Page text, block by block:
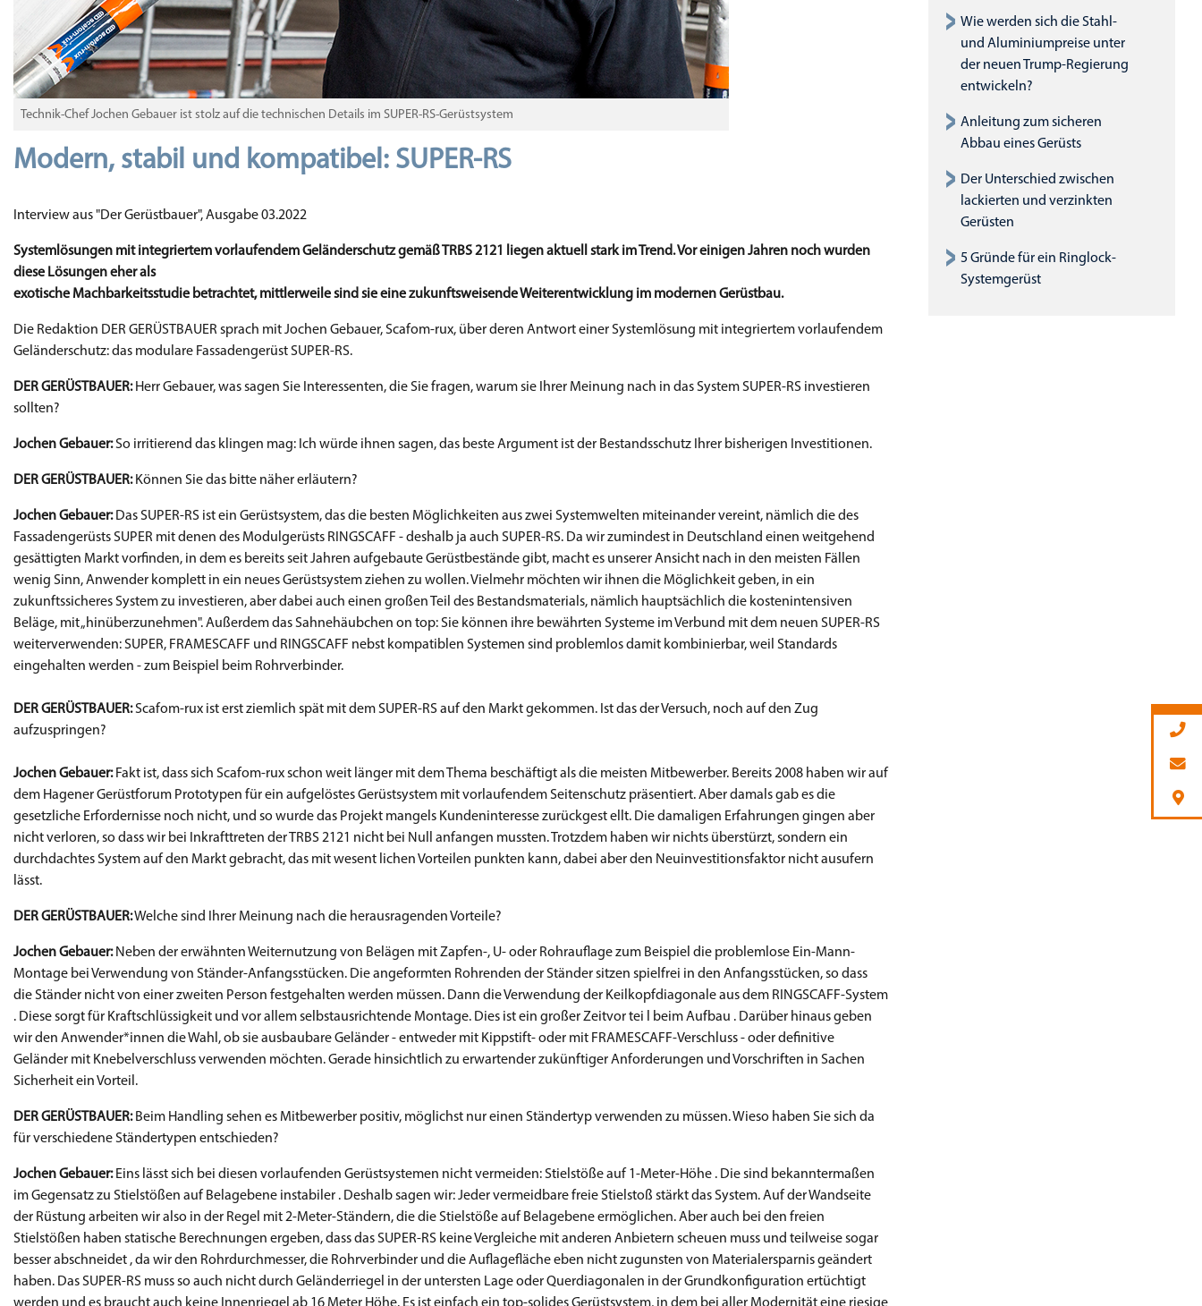
Technik-Chef Jochen Gebauer ist stolz auf die technischen Details im SUPER-RS-Gerüstsystem
Modern, stabil und kompatibel: SUPER-RS
Interview aus "Der Gerüstbauer", Ausgabe 03.2022
Systemlösungen mit integriertem vorlaufendem Geländerschutz gemäß TRBS 2121 liegen aktuell stark im Trend. Vor einigen Jahren noch wurden
diese Lösungen eher als
exotische Machbarkeitsstudie betrachtet, mittlerweile sind sie eine zukunftsweisende Weiterentwicklung im modernen Gerüstbau.
Die Redaktion DER GERÜSTBAUER sprach mit Jochen Gebauer, Scafom-rux, über deren Antwort einer Systemlösung mit integriertem vorlaufendem
Geländerschutz: das modulare Fassadengerüst SUPER-RS.
DER GERÜSTBAUER:Herr Gebauer, was sagen Sie Interessenten, die Sie fragen, warum sie Ihrer Meinung nach in das System SUPER-RS investieren
sollten?
Jochen Gebauer:So irritierend das klingen mag: Ich würde ihnen sagen, das beste Argument ist der Bestandsschutz Ihrer bisherigen Investitionen.
DER GERÜSTBAUER:Können Sie das bitte näher erläutern?
Jochen Gebauer:Das SUPER-RS ist ein Gerüstsystem, das die besten Möglichkeiten aus zwei Systemwelten miteinander vereint, nämlich die des
Fassadengerüsts SUPER mit denen des Modulgerüsts RINGSCAFF - deshalb ja auch SUPER-RS. Da wir zumindest in Deutschland einen weitgehend
gesättigten Markt vorfinden, in dem es bereits seit Jahren aufgebaute Gerüstbestände gibt, macht es unserer Ansicht nach in den meisten Fällen
wenig Sinn, Anwender komplett in ein neues Gerüstsystem ziehen zu wollen. Vielmehr möchten wir ihnen die Möglichkeit geben, in ein
zukunftssicheres System zu investieren, aber dabei auch einen großen Teil des Bestandsmaterials, nämlich hauptsächlich die kostenintensiven
Beläge, mit „hinüberzunehmen". Außerdem das Sahnehäubchen on top: Sie können ihre bewährten Systeme im Verbund mit dem neuen SUPER-RS
weiterverwenden: SUPER, FRAMESCAFF und RINGSCAFF nebst kompatiblen Systemen sind problemlos damit kombinierbar, weil Standards
eingehalten werden - zum Beispiel beim Rohrverbinder.
DER GERÜSTBAUER:Scafom-rux ist erst ziemlich spät mit dem SUPER-RS auf den Markt gekommen. Ist das der Versuch, noch auf den Zug
aufzuspringen?
Jochen Gebauer:Fakt ist, dass sich Scafom-rux schon weit länger mit dem Thema beschäftigt als die meisten Mitbewerber. Bereits 2008 haben wir auf
dem Hagener Gerüstforum Prototypen für ein aufgelöstes Gerüstsystem mit vorlaufendem Seitenschutz präsentiert. Aber damals gab es die
gesetzliche Erfordernisse noch nicht, und so wurde das Projekt mangels Kundeninteresse zurückgest ellt. Die damaligen Erfahrungen gingen aber
nicht verloren, so dass wir bei Inkrafttreten der TRBS 2121 nicht bei Null anfangen mussten. Trotzdem haben wir nichts überstürzt, sondern ein
durchdachtes System auf den Markt gebracht, das mit wesent lichen Vorteilen punkten kann, dabei aber den Neuinvestitionsfaktor nicht ausufern
lässt.
DER GERÜSTBAUER:Welche sind Ihrer Meinung nach die herausragenden Vorteile?
Jochen Gebauer:Neben der erwähnten Weiternutzung von Belägen mit Zapfen-, U- oder Rohrauflage zum Beispiel die problemlose Ein-Mann-
Montage bei Verwendung von Ständer-Anfangsstücken. Die angeformten Rohrenden der Ständer sitzen spielfrei in den Anfangsstücken, so dass
die Ständer nicht von einer zweiten Person festgehalten werden müssen. Dann die Verwendung der Keilkopfdiagonale aus dem RINGSCAFF-System
. Diese sorgt für Kraftschlüssigkeit und vor allem selbstausrichtende Montage. Dies ist ein großer Zeitvor tei l beim Aufbau . Darüber hinaus geben
wir den Anwender*innen die Wahl, ob sie ausbaubare Geländer - entweder mit Kippstift- oder mit FRAMESCAFF-Verschluss - oder definitive
Geländer mit Knebelverschluss verwenden möchten. Gerade hinsichtlich zu erwartender zukünftiger Anforderungen und Vorschriften in Sachen
Sicherheit ein Vorteil.
DER GERÜSTBAUER:Beim Handling sehen es Mitbewerber positiv, möglichst nur einen Ständertyp verwenden zu müssen. Wieso haben Sie sich da
für verschiedene Ständertypen entschieden?
Jochen Gebauer:Eins lässt sich bei diesen vorlaufenden Gerüstsystemen nicht vermeiden: Stielstöße auf 1-Meter-Höhe . Die sind bekanntermaßen
im Gegensatz zu Stielstößen auf Belagebene instabiler . Deshalb sagen wir: Jeder vermeidbare freie Stielstoß stärkt das System. Auf der Wandseite
der Rüstung arbeiten wir also in der Regel mit 2-Meter-Ständern, die die Stielstöße auf Belagebene ermöglichen. Aber auch bei den freien
Stielstößen haben statische Berechnungen ergeben, dass das SUPER-RS keine Vergleiche mit anderen Anbietern scheuen muss und teilweise sogar
besser abschneidet , da wir den Rohrdurchmesser, die Rohrverbinder und die Auflagefläche eben nicht zugunsten von Materialersparnis geändert
haben. Das SUPER-RS muss so auch nicht durch Geländerriegel in der untersten Lage oder Querdiagonalen in der Grundkonfiguration ertüchtigt
Wie werden sich die Stahl-
und Aluminiumpreise unter
der neuen Trump-Regierung
entwickeln?
Anleitung zum sicheren
Abbau eines Gerüsts
Der Unterschied zwischen
lackierten und verzinkten
Gerüsten
5 Gründe für ein Ringlock-
Systemgerüst